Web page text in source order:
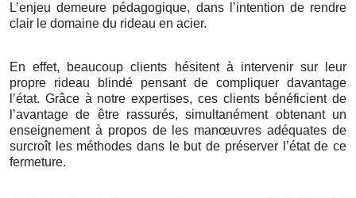
L’enjeu demeure pédagogique, dans l’intention de rendre
clair le domaine du rideau en acier.
En effet, beaucoup clients hésitent à intervenir sur leur
propre rideau blindé pensant de compliquer davantage
l’état. Grâce à notre expertises, ces clients bénéficient de
l’avantage de être rassurés, simultanément obtenant un
enseignement à propos de les manœuvres adéquates de
surcroît les méthodes dans le but de préserver l’état de ce
fermeture.